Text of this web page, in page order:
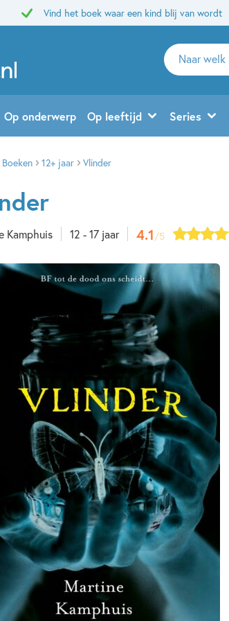
Vind het boek waar een kind blij van wordt
Zoeken
naar
en
uitgevers
Op onderwerp Op leeftijd Series
Boeken 12+ jaar Vlinder
Kamphuis 12 - 17 jaar 4.1/5